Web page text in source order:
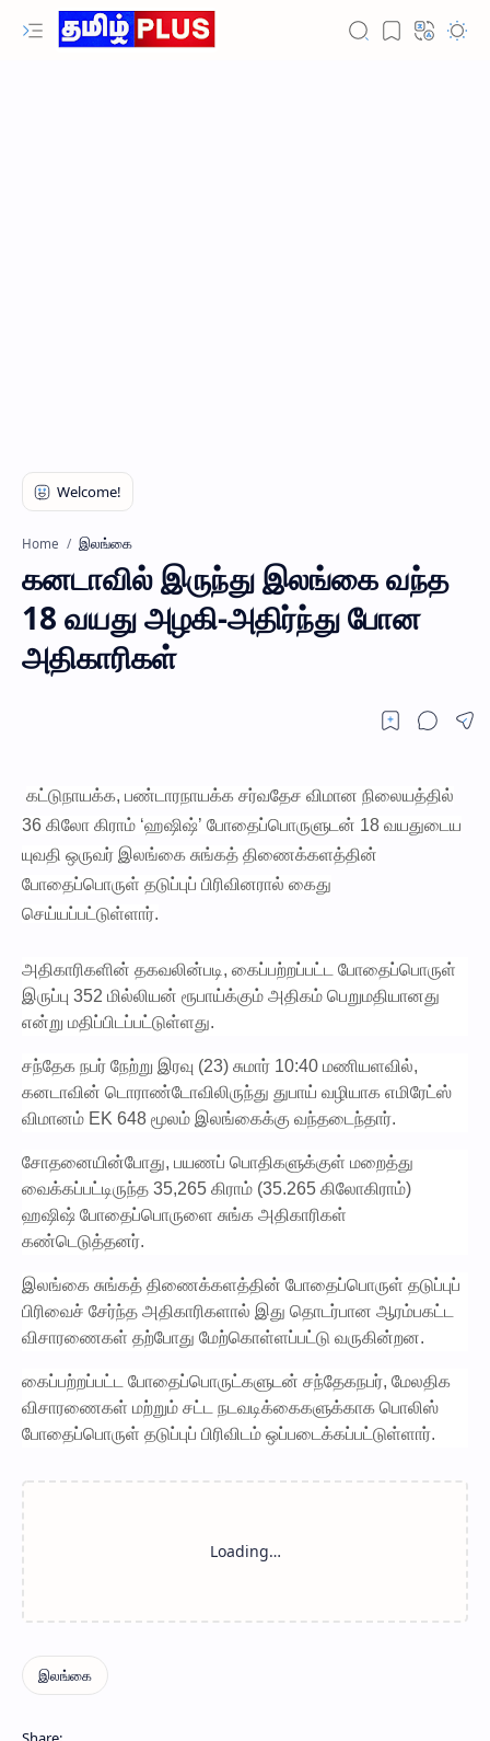
Home இலங்கை
கனடாவில் இருந்து இலங்கை வந்த
18 வயது அழகி-அதிர்ந்து போன
அதிகாரிகள்
கட்டுநாயக்க, பண்டாரநாயக்க சர்வதேச விமான நிலையத்தில்
36 கிலோ கிராம் ‘ஹஷிஷ்’ போதைப்பொருளுடன் 18 வயதுடைய
யுவதி ஒருவர் இலங்கை சுங்கத் திணைக்களத்தின்
போதைப்பொருள் தடுப்புப் பிரிவினரால் கைது
செய்யப்பட்டுள்ளார்.
அதிகாரிகளின் தகவலின்படி, கைப்பற்றப்பட்ட போதைப்பொருள்
இருப்பு 352 மில்லியன் ரூபாய்க்கும் அதிகம் பெறுமதியானது
என்று மதிப்பிடப்பட்டுள்ளது.
சந்தேக நபர் நேற்று இரவு (23) சுமார் 10:40 மணியளவில்,
கனடாவின் டொராண்டோவிலிருந்து துபாய் வழியாக எமிரேட்ஸ்
விமானம் EK 648 மூலம் இலங்கைக்கு வந்தடைந்தார்.
சோதனையின்போது, ​​பயணப் பொதிகளுக்குள் மறைத்து
வைக்கப்பட்டிருந்த 35,265 கிராம் (35.265 கிலோகிராம்)
ஹஷிஷ் போதைப்பொருளை சுங்க அதிகாரிகள்
கண்டெடுத்தனர்.
இலங்கை சுங்கத் திணைக்களத்தின் போதைப்பொருள் தடுப்புப்
பிரிவைச் சேர்ந்த அதிகாரிகளால் இது தொடர்பான ஆரம்பகட்ட
விசாரணைகள் தற்போது மேற்கொள்ளப்பட்டு வருகின்றன.
கைப்பற்றப்பட்ட போதைப்பொருட்களுடன் சந்தேகநபர், மேலதிக
விசாரணைகள் மற்றும் சட்ட நடவடிக்கைகளுக்காக பொலிஸ்
போதைப்பொருள் தடுப்புப் பிரிவிடம் ஒப்படைக்கப்பட்டுள்ளார்.